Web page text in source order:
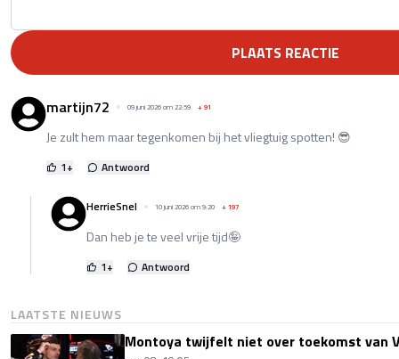
PLAATS REACTIE
martijn72 09 juni 2026 om 22:59 +91
Je zult hem maar tegenkomen bij het vliegtuig spotten! 😎
1+ Antwoord
HerrieSnel 10 juni 2026 om 9:20 +197
Dan heb je te veel vrije tijd🤪
1+ Antwoord
LAATSTE NIEUWS
Montoya twijfelt niet over toekomst van